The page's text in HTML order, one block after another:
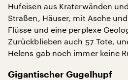
Hufeisen aus Kraterwänden
Straßen, Häuser, mit Asche
Flüsse und eine perplexe
Zurückblieben auch 57 Tote,
Helens gab noch immer keine
Gigantischer Gugelhupf